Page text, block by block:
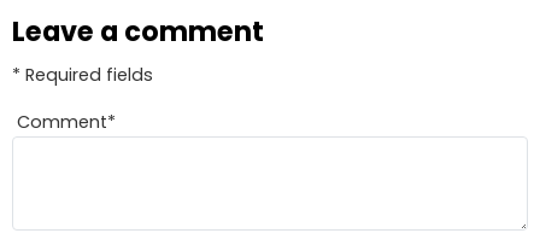
Leave a comment
* Required fields
Comment*